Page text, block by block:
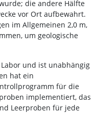
die andere Hälfte
vor Ort aufbewahrt.
im Allgemeinen 2,0 m,
um geologische
und ist unabhängig
hat ein
für die
implementiert, das
Leerproben für jede